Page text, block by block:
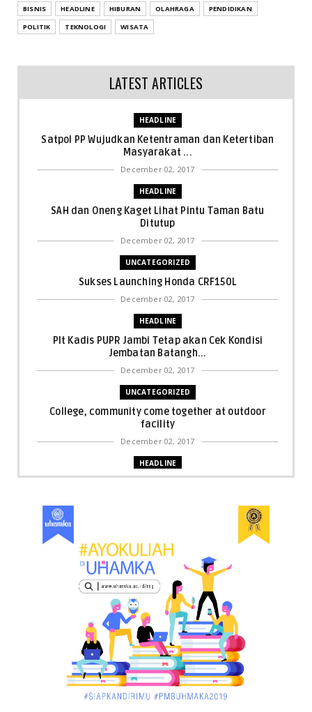
BISNIS HEADLINE HIBURAN OLAHRAGA
PENDIDIKAN
POLITIK
TEKNOLOGI WISATA
LATEST ARTICLES
HEADLINE
Satpol PP Wujudkan Ketentraman dan Ketertiban
Masyarakat ...
December 02, 2017
HEADLINE
SAH dan Oneng Kaget Lihat Pintu Taman Batu
Ditutup
December 02, 2017
UNCATEGORIZED
Sukses Launching Honda CRF150L
December 02, 2017
HEADLINE
Plt Kadis PUPR Jambi Tetap akan Cek Kondisi
Jembatan Batangh...
December 02, 2017
UNCATEGORIZED
College, community come together at outdoor
facility
December 02, 2017
HEADLINE
Dua Pria di Kandis Dibekuk Sat Narkoba Polres
Siak
December 02, 2017
UNCATEGORIZED
Miris, Bocah 5 Tahun Tenggelam di Hadapan
Ibunya
December 02, 2017
UNCATEGORIZED
Pekan Ini, Dua Emiten Catatkan Obligasi Rp1, 45
Triliun